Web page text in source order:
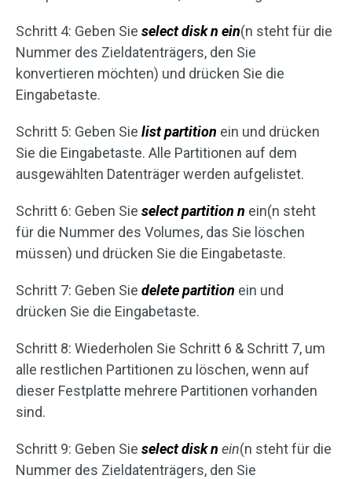
Schritt 4: Geben Sie select disk n ein(n steht für die
Nummer des Zieldatenträgers, den Sie
konvertieren möchten) und drücken Sie die
Eingabetaste.
Schritt 5: Geben Sie list partition ein und drücken
Sie die Eingabetaste. Alle Partitionen auf dem
ausgewählten Datenträger werden aufgelistet.
Schritt 6: Geben Sie select partition n ein(n steht
für die Nummer des Volumes, das Sie löschen
müssen) und drücken Sie die Eingabetaste.
Schritt 7: Geben Sie delete partition ein und
drücken Sie die Eingabetaste.
Schritt 8: Wiederholen Sie Schritt 6 & Schritt 7, um
alle restlichen Partitionen zu löschen, wenn auf
dieser Festplatte mehrere Partitionen vorhanden
sind.
Schritt 9: Geben Sie select disk n ein(n steht für die
Nummer des Zieldatenträgers, den Sie